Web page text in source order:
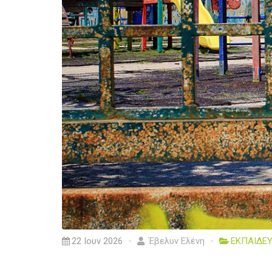
22 Ιουν 2026 Έβελυν Ελένη